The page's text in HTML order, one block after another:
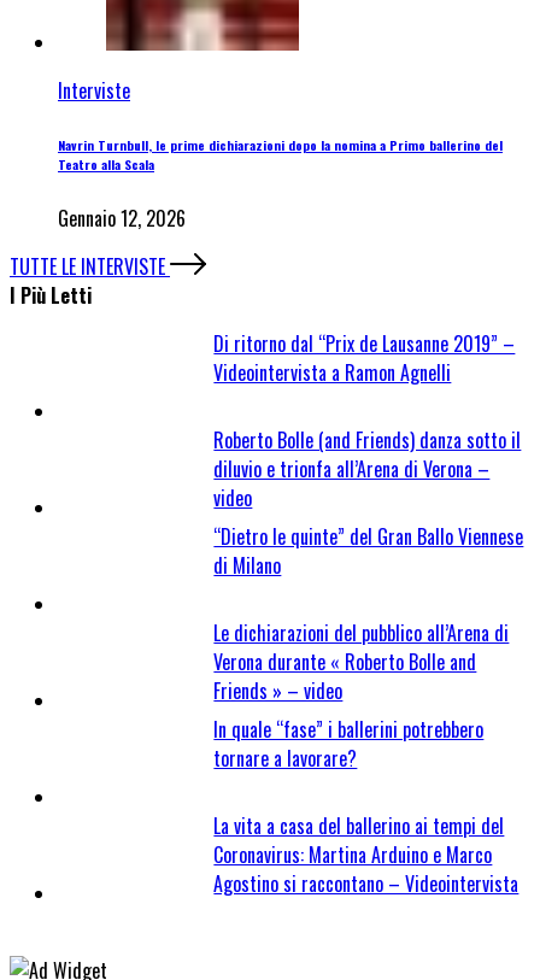
Interviste
Navrin Turnbull, le prime dichiarazioni dopo la nomina a Primo ballerino del
Teatro alla Scala
Gennaio 12, 2026
TUTTE LE INTERVISTE
I Più Letti
Di ritorno dal “Prix de Lausanne 2019” –
Videointervista a Ramon Agnelli
Roberto Bolle (and Friends) danza sotto il
diluvio e trionfa all’Arena di Verona –
video
“Dietro le quinte” del Gran Ballo Viennese
di Milano
Le dichiarazioni del pubblico all’Arena di
Verona durante « Roberto Bolle and
Friends » – video
In quale “fase” i ballerini potrebbero
tornare a lavorare?
La vita a casa del ballerino ai tempi del
Coronavirus: Martina Arduino e Marco
Agostino si raccontano – Videointervista